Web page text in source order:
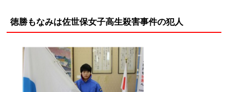
徳勝もなみは佐世保女子高生殺害事件の犯人